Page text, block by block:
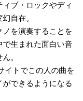
ブ・ロックやディ
自在。
を演奏することを
で生まれた面白い音
。
イトでこの人の曲を
できるようになる